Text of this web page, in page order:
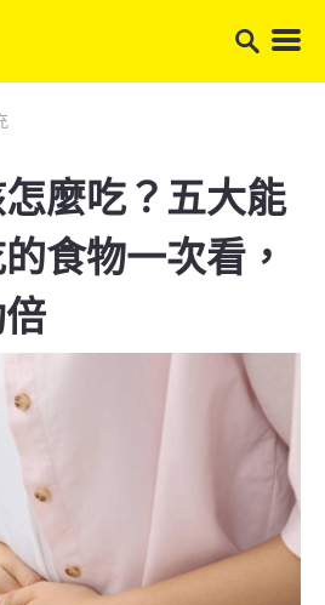
麼吃？五大能
食物一次看，